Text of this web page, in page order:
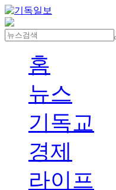
홈
뉴스
기독교
경제
라이프